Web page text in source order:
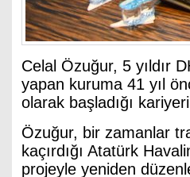
Celal Özuğur, 5 yıldır
yapan kuruma 41 yıl
olarak başladığı
Özuğur, bir zamanlar
kaçırdığı Atatürk
projeyle yeniden